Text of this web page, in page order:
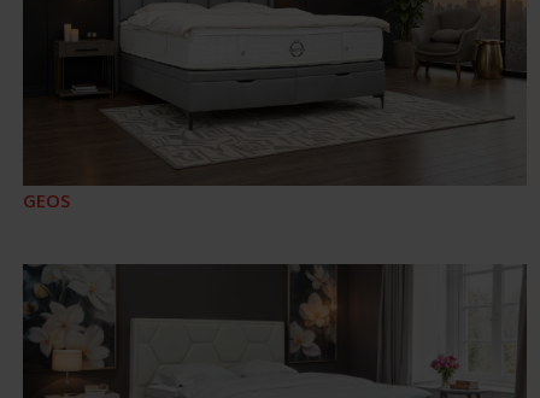
GEOS